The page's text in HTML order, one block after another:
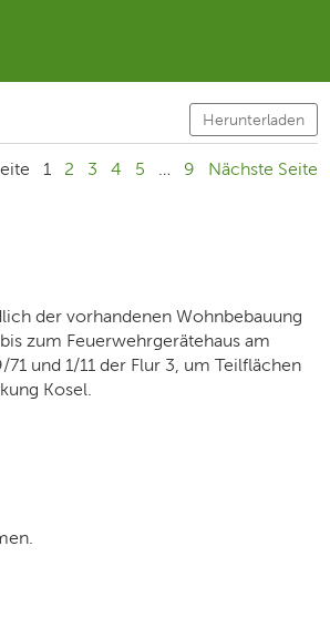
Herunterladen
1 2 3 4 5 … 9 Nächste Seite
der vorhandenen Wohnbebauung
zum Feuerwehrgerätehaus am
und 1/11 der Flur 3, um Teilflächen
Kosel.